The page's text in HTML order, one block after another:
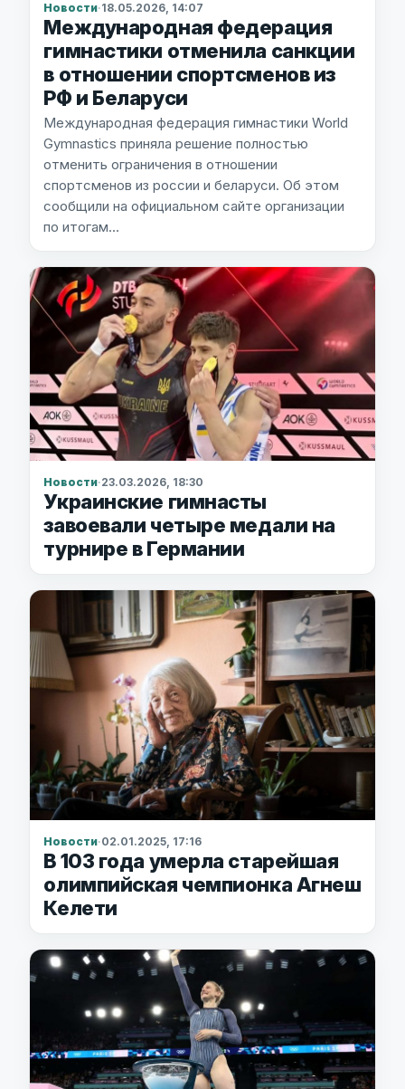
Новости·18.05.2026, 14:07
Международная федерация
гимнастики отменила санкции
в отношении спортсменов из
РФ и Беларуси
Международная федерация гимнастики World
Gymnastics приняла решение полностью
отменить ограничения в отношении
спортсменов из россии и беларуси. Об этом
сообщили на официальном сайте организации
по итогам…
Новости·23.03.2026, 18:30
Украинские гимнасты
завоевали четыре медали на
турнире в Германии
Новости·02.01.2025, 17:16
В 103 года умерла старейшая
олимпийская чемпионка Агнеш
Келети